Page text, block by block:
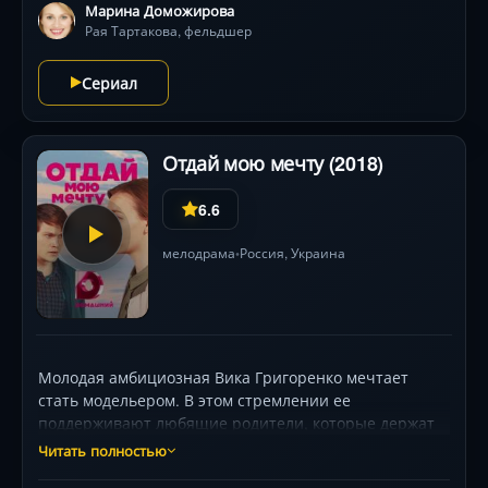
Марина Доможирова
Рая Тартакова, фельдшер
Сериал
Отдай мою мечту (2018)
6.6
мелодрама•Россия, Украина
Молодая амбициозная Вика Григоренко мечтает
стать модельером. В этом стремлении ее
поддерживают любящие родители, которые держат
небольшое ателье. Но неожиданно жизнь Вики резко
Читать полностью